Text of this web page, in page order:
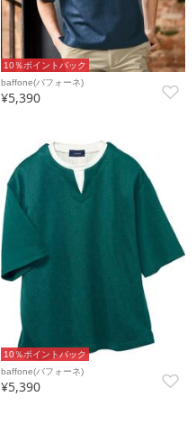
10％ポイントバック
baffone(バフォーネ)
¥5,390
10％ポイントバック
baffone(バフォーネ)
¥5,390